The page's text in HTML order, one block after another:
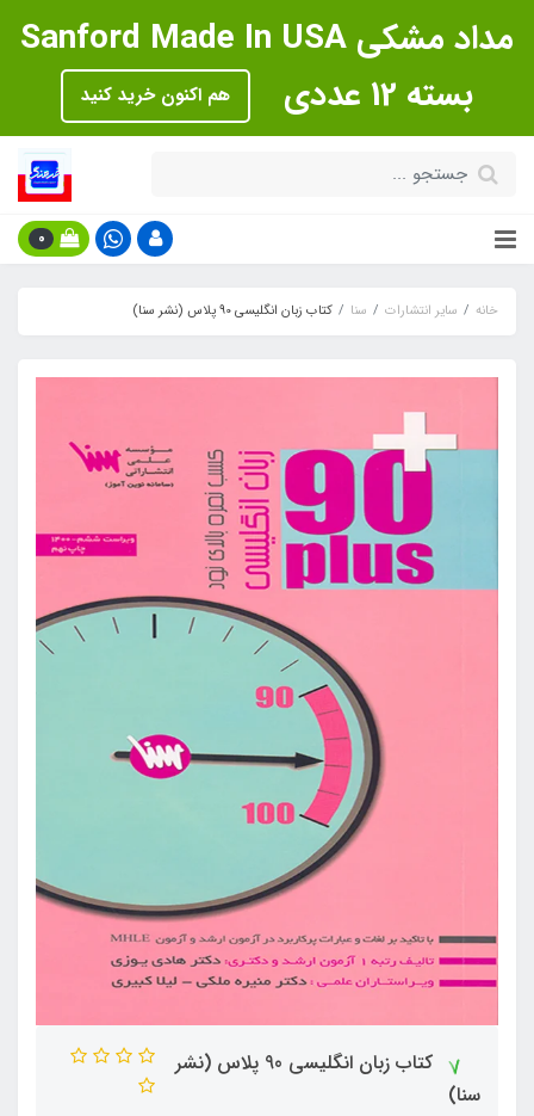
مداد مشکی Sanford Made In USA
بسته 12 عددی
هم اکنون خرید کنید
0
خانه سایر انتشارات سنا کتاب زبان انگلیسی 90 پلاس (نشر سنا)
کتاب زبان انگلیسی 90 پلاس (نشر
سنا)